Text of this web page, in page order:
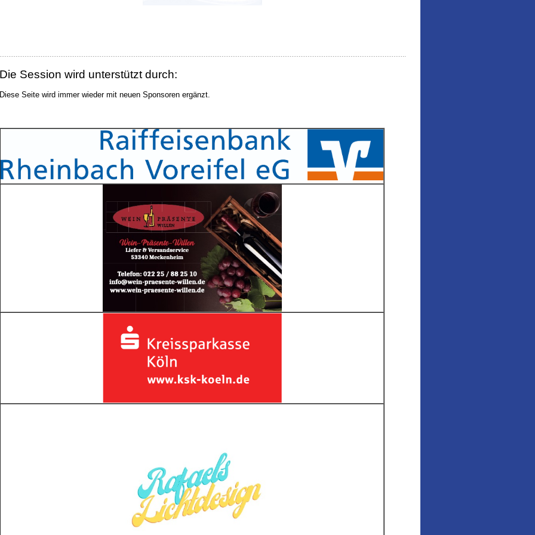
Die Session wird unterstützt durch:
Diese Seite wird immer wieder mit neuen Sponsoren ergänzt.